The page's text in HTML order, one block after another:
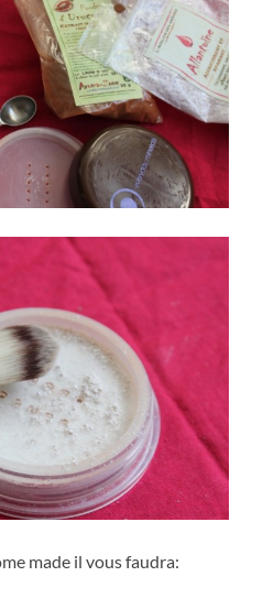
made il vous faudra: